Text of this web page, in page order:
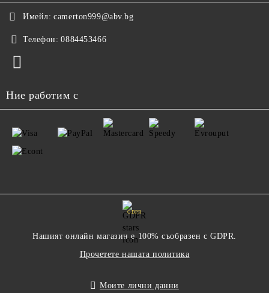
Имейл: camerton999@abv.bg
Телефон: 0884453466
Ние работим с
GDPR
Нашият онлайн магазин е 100% съобразен с GDPR.
Прочетете нашата политика
Моите лични данни